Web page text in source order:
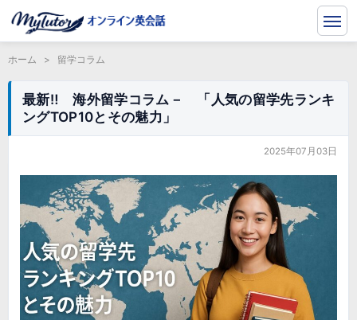
ホーム > 留学コラム
最新‼ 海外留学コラム－ 「人気の留学先ランキ
ングTOP10とその魅力」
2025年07月03日